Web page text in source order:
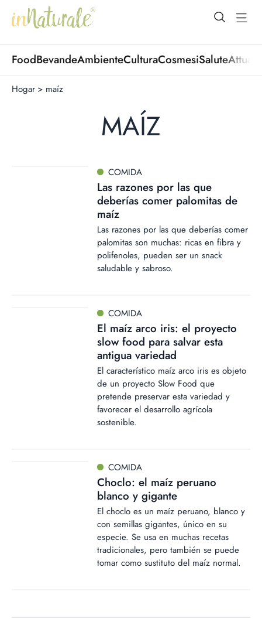
open
FoodBevandeAmbienteCulturaCosmesiSalute
Hogar > maíz
MAÍZ
COMIDA
Las razones por las que
deberías comer palomitas de
maíz
Las razones por las que deberías comer
palomitas son muchas: ricas en fibra y
polifenoles, pueden ser un snack
saludable y sabroso.
COMIDA
El maíz arco iris: el proyecto
slow food para salvar esta
antigua variedad
El característico maíz arco iris es objeto
de un proyecto Slow Food que
pretende preservar esta variedad y
favorecer el desarrollo agrícola
sostenible.
COMIDA
Choclo: el maíz peruano
blanco y gigante
El choclo es un maíz peruano, blanco y
con semillas gigantes, único en su
especie. Se usa en muchas recetas
tradicionales, pero también se puede
tomar como sustituto del maíz normal.